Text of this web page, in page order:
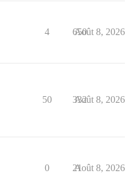
4 650
Août 8, 2026
50 332
Août 8, 2026
0 21
Août 8, 2026